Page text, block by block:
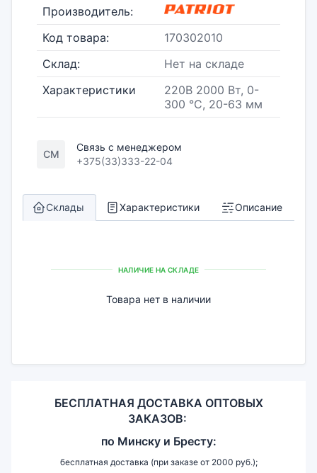
Производитель:
Код товара:
170302010
Склад:
Нет на складе
Характеристики
220В 2000 Вт, 0-
300 °С, 20-63 мм
СМ
Связь с менеджером
+375(33)333-22-04
Склады Характеристики Описание
НАЛИЧИЕ НА СКЛАДЕ
Товара нет в наличии
БЕСПЛАТНАЯ ДОСТАВКА ОПТОВЫХ
ЗАКАЗОВ:
по Минску и Бресту:
бесплатная доставка (при заказе от 2000 руб.);